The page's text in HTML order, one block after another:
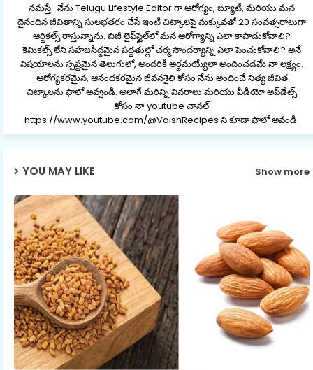
నమస్తే.. నేను Telugu Lifestyle Editor గా ఆరోగ్యం, బ్యూటీ, మరియు మన
దైనందిన జీవితాన్ని సులభతరం చేసే ఇంటి చిట్కాలపై మక్కువతో 20 సంవత్సరాలుగా
ఆర్టికల్స్ రాస్తున్నాను. బిజీ లైఫ్‌స్టైల్‌లో మన ఆరోగ్యాన్ని ఎలా కాపాడుకోవాలి?
కెమికల్స్ లేని సహజసిద్ధమైన పద్ధతుల్లో చర్మ సౌందర్యాన్ని ఎలా పెంచుకోవాలి? అనే
విషయాలను స్పష్టమైన తెలుగులో, అందరికీ అర్థమయ్యేలా అందించడమే నా లక్ష్యం.
ఆరోగ్యకరమైన, ఆనందకరమైన జీవనశైలి కోసం నేను అందించే నిత్య జీవిత
చిట్కాలను ఫాలో అవ్వండి. అలాగే మరిన్ని వివరాలు మరియు వీడియో అప్‌డేట్స్
కోసం నా youtube చానల్
https://www.youtube.com/@VaishRecipes ని కూడా ఫాలో అవండి.
YOU MAY LIKE Show more